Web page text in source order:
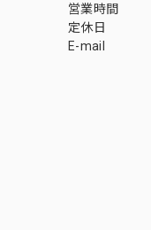
営業時間
定休日
E-mail